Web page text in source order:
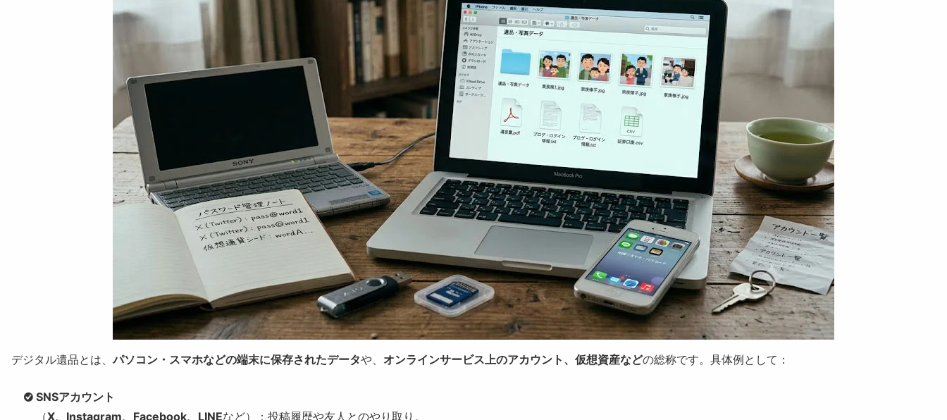
デジタル遺品とは、パソコン・スマホなどの端末に保存されたデータや、 オンラインサービス上のアカウント、仮想資産などの総称です。具体例として：
SNSアカウント
（X、Instagram、Facebook、LINEなど）：投稿履歴や友人とのやり取り。